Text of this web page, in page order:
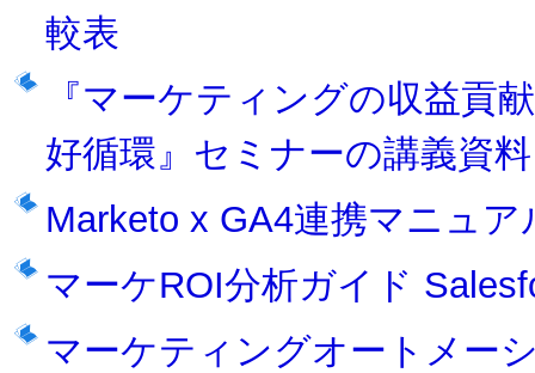
較表
『マーケティングの収益貢
好循環』セミナーの講義資料
Marketo x GA4連携マニュア
マーケROI分析ガイド
マーケティングオートメー